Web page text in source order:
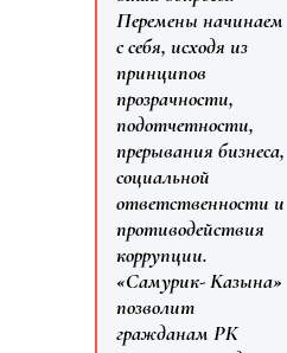
Перемены начинаем
с себя, исходя из
принципов
прозрачности,
подотчетности,
прерывания бизнеса,
социальной
ответственности и
противодействия
коррупции.
«Самурик- Kазына»
позволит
гражданам РК